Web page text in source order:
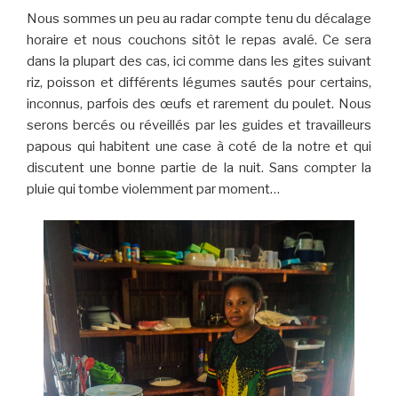
Nous sommes un peu au radar compte tenu du décalage
horaire et nous couchons sitôt le repas avalé. Ce sera
dans la plupart des cas, ici comme dans les gites suivant
riz, poisson et différents légumes sautés pour certains,
inconnus, parfois des œufs et rarement du poulet. Nous
serons bercés ou réveillés par les guides et travailleurs
papous qui habitent une case à coté de la notre et qui
discutent une bonne partie de la nuit. Sans compter la
pluie qui tombe violemment par moment…